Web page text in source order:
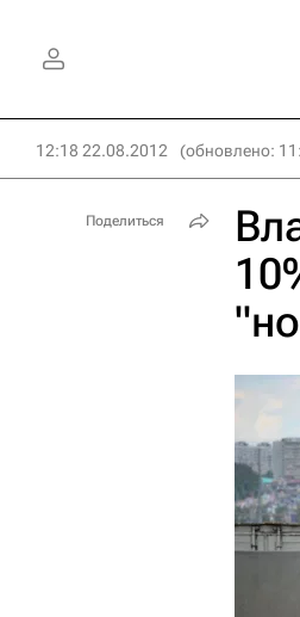
12:18 22.08.2012 (обновлено:
Поделиться